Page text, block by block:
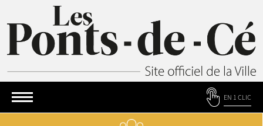
EN 1 CLIC